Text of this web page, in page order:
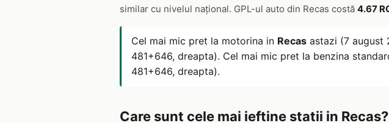
similar cu nivelul național. GPL-ul auto din Recas costă 4.67
Cel mai mic pret la motorina in Recas astazi (7 august
481+646, dreapta). Cel mai mic pret la benzina
481+646, dreapta).
Care sunt cele mai ieftine statii in Recas?